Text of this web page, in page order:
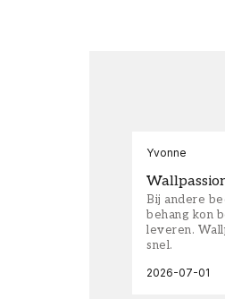
Yvonne
Bij andere
behang kon
leveren.
snel.
2026-07-01